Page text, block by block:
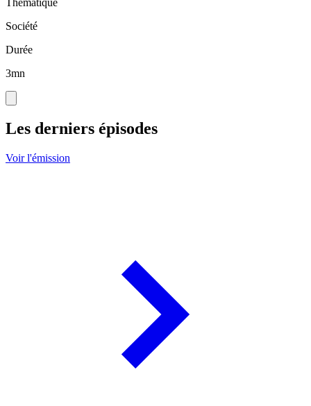
Thématique
Société
Durée
3mn
Les derniers épisodes
Voir l'émission